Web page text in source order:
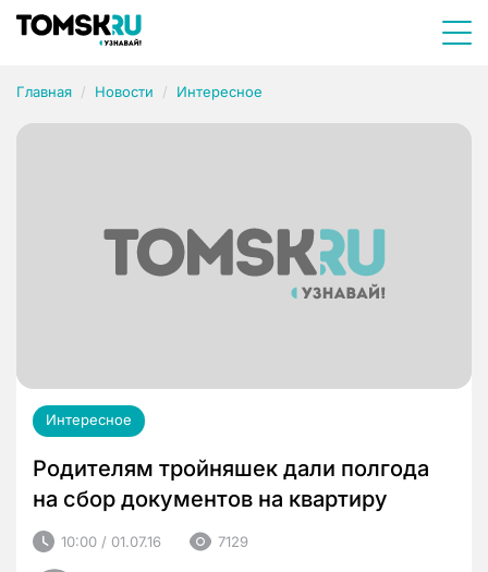
Главная Новости Интересное
Интересное
Родителям тройняшек дали полгода
на сбор документов на квартиру
10:00 / 01.07.16 7129